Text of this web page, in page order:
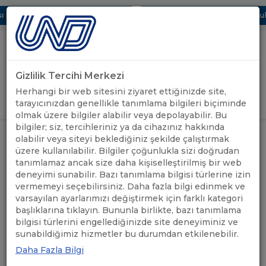
UBAK Bölümü Hakkında UND, Yunanistan Vize
Uluslararası Nakliyeciler Derneği
GİRİŞ YAP
ANASAYFA /
UND'DEN
HABERLER
/
LOJİSTİK BULUŞMALARINDA
ÖNÜMÜZDEKİ HAFTANIN KONUSU
“LOJİSTİK SEKTÖRÜNDE
OPERASYONEL VERİMLİLİK”
LOJİSTİK
BULUŞMALARINDA
ÖNÜMÜZDEKİ HAFTANIN
Gizlilik Tercihi Merkezi
Herhangi bir web sitesini ziyaret ettiğinizde site,
tarayıcınızdan genellikle tanımlama bilgileri biçiminde
olmak üzere bilgiler alabilir veya depolayabilir. Bu
bilgiler; siz, tercihleriniz ya da cihazınız hakkında
olabilir veya siteyi beklediğiniz şekilde çalıştırmak
üzere kullanılabilir. Bilgiler çoğunlukla sizi doğrudan
tanımlamaz ancak size daha kişiselleştirilmiş bir web
deneyimi sunabilir. Bazı tanımlama bilgisi türlerine izin
vermemeyi seçebilirsiniz. Daha fazla bilgi edinmek ve
varsayılan ayarlarımızı değiştirmek için farklı kategori
başlıklarına tıklayın. Bununla birlikte, bazı tanımlama
bilgisi türlerini engellediğinizde site deneyiminiz ve
sunabildiğimiz hizmetler bu durumdan etkilenebilir.
Daha Fazla Bilgi